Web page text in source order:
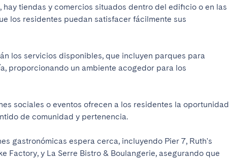
hay tiendas y comercios situados dentro del edificio o en las
los residentes puedan satisfacer fácilmente sus
los servicios disponibles, que incluyen parques para
proporcionando un ambiente acogedor para los
sociales o eventos ofrecen a los residentes la oportunidad
de comunidad y pertenencia.
gastronómicas espera cerca, incluyendo Pier 7, Ruth's
Factory, y La Serre Bistro & Boulangerie, asegurando que